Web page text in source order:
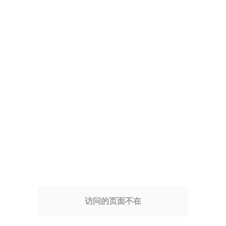
访问的页面不在